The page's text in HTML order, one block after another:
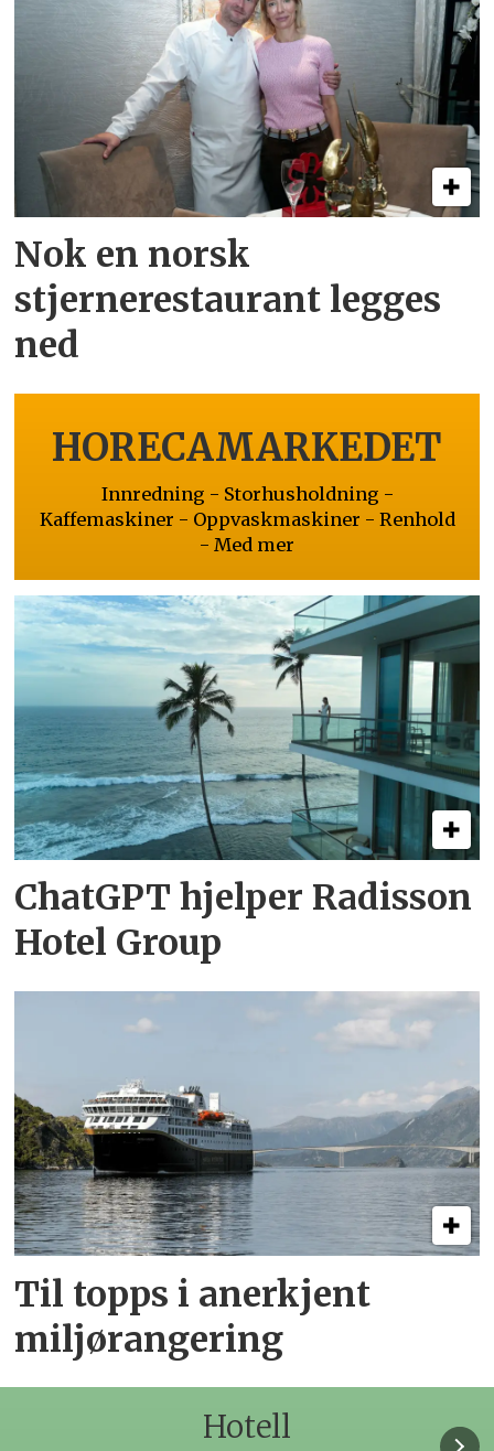
Nok en norsk
stjernerestaurant legges
ned
HORECAMARKEDET
Innredning - Storhusholdning -
Kaffemaskiner - Oppvaskmaskiner - Renhold
- Med mer
ChatGPT hjelper Radisson
Hotel Group
Til topps i anerkjent
miljørangering
Hotell